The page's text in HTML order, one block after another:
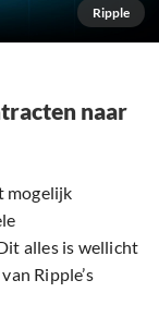
Ripple
naar
mogelijk
alles is wellicht
Ripple’s